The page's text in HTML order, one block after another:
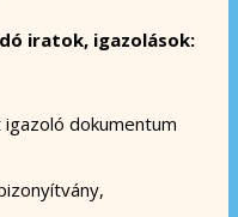
iratok, igazolások:
dokumentum